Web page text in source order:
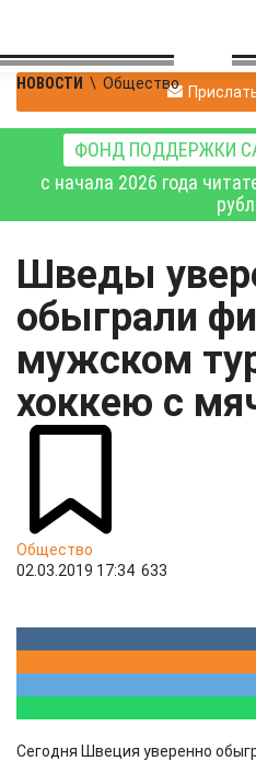
НОВОСТИ \ Общество
ФОНД ПОДДЕРЖКИ
с начала 2026 года
Шведы
обыграли
мужском
хоккею с
Общество
02.03.2019 17:34 633
Сегодня Швеция уверенно